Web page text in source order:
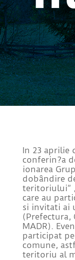
In 23 aprilie
conferin?a
ionarea
dobândire
teritoriului”
care au
si invitati ai
(Prefectura,
MADR).
participat
comune,
teritoriu al